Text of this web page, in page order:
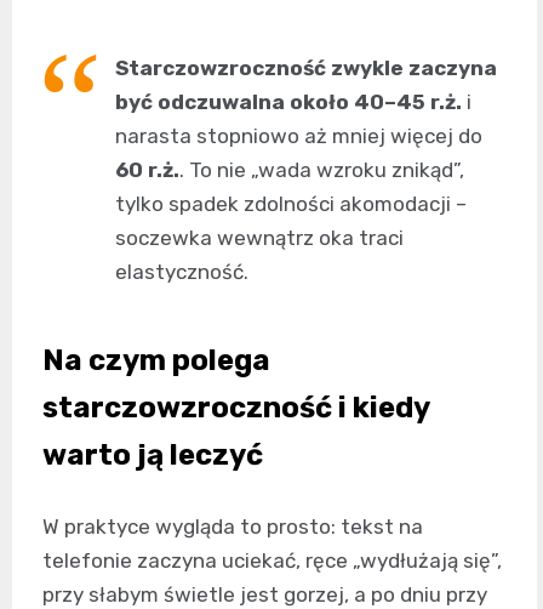
Starczowzroczność zwykle zaczyna
być odczuwalna około 40–45 r.ż. i
narasta stopniowo aż mniej więcej do
60 r.ż.. To nie „wada wzroku znikąd”,
tylko spadek zdolności akomodacji –
soczewka wewnątrz oka traci
elastyczność.
Na czym polega
starczowzroczność i kiedy
warto ją leczyć
W praktyce wygląda to prosto: tekst na
telefonie zaczyna uciekać, ręce „wydłużają się”,
przy słabym świetle jest gorzej, a po dniu przy